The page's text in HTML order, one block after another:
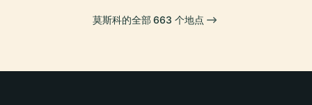
莫斯科的全部 663 个地点